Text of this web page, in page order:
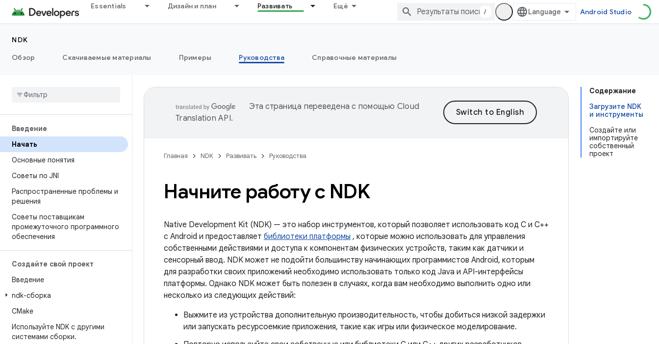
Essentials Дизайн и план Развивать Ещё
/ Android Studio
NDK
Обзор
Скачиваемые материалы Примеры Руководства Справочные материалы
Введение
Начать
Основные понятия
Советы по JNI
Распространенные проблемы и
решения
Советы поставщикам
промежуточного программного
обеспечения
Создайте свой проект
Введение
ndk-сборка
CMake
Используйте NDK с другими
системами сборки.
Содержание
Загрузите NDK
и инструменты
Создайте или
импортируйте
собственный
проект
Эта страница переведена с помощью Cloud
Translation API.
Главная NDK Развивать Руководства
Начните работу с NDK
Native Development Kit (NDK) — это набор инструментов, который позволяет использовать код C и C++
с Android и предоставляет библиотеки платформы , которые можно использовать для управления
собственными действиями и доступа к компонентам физических устройств, таким как датчики и
сенсорный ввод. NDK может не подойти большинству начинающих программистов Android, которым
для разработки своих приложений необходимо использовать только код Java и API-интерфейсы
платформы. Однако NDK может быть полезен в случаях, когда вам необходимо выполнить одно или
несколько из следующих действий:
Выжмите из устройства дополнительную производительность, чтобы добиться низкой задержки
или запускать ресурсоемкие приложения, такие как игры или физическое моделирование.